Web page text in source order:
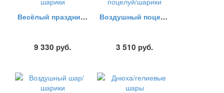
Весёлый праздник/шарики
9 330 руб.
Воздушный поцелуй/шарики
3 510 руб.